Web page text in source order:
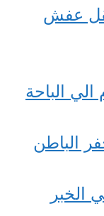
عفش
الباحة
الباطن
الخبر